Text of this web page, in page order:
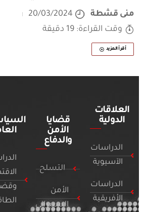
منى قشطة
20/03/2024
وقت القراءة: 19 دقيقة
أقرأ المزيد
العلاقات
الدولية
الدراسات
الآسيوية
الدراسات
الأفريقية
قضايا
الأمن
والدفاع
التسلح
الأمن
السيبراني